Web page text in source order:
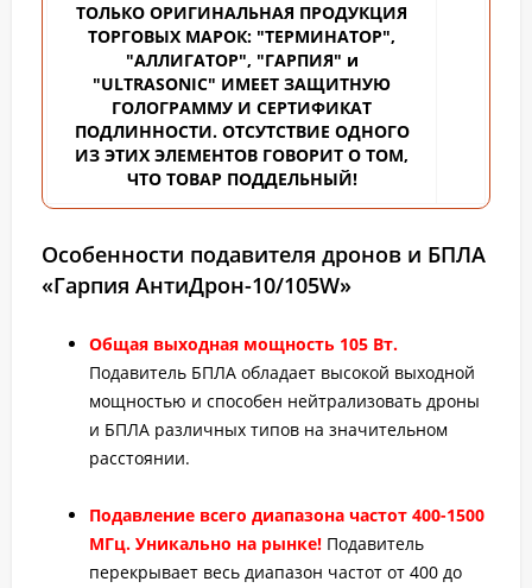
ТОЛЬКО ОРИГИНАЛЬНАЯ ПРОДУКЦИЯ
ТОРГОВЫХ МАРОК: "ТЕРМИНАТОР",
"АЛЛИГАТОР", "ГАРПИЯ" и
"ULTRASONIC" ИМЕЕТ ЗАЩИТНУЮ
ГОЛОГРАММУ И СЕРТИФИКАТ
ПОДЛИННОСТИ. ОТСУТСТВИЕ ОДНОГО
ИЗ ЭТИХ ЭЛЕМЕНТОВ ГОВОРИТ О ТОМ,
ЧТО ТОВАР ПОДДЕЛЬНЫЙ!
Особенности подавителя дронов и БПЛА
«Гарпия АнтиДрон-10/105W»
Общая выходная мощность 105 Вт.
Подавитель БПЛА обладает высокой выходной
мощностью и способен нейтрализовать дроны
и БПЛА различных типов на значительном
расстоянии.
Подавление всего диапазона частот 400-1500
МГц. Уникально на рынке! Подавитель
перекрывает весь диапазон частот от 400 до